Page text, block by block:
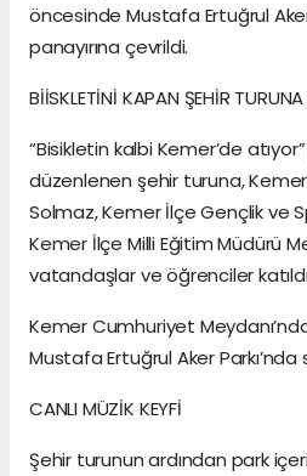
öncesinde Mustafa Ertuğrul
panayırına çevrildi.
BİİSKLETİNİ KAPAN ŞEHİR
“Bisikletin kalbi Kemer’de
düzenlenen şehir turuna,
Solmaz, Kemer İlçe Gençlik ve
Kemer İlçe Milli Eğitim Müdürü
vatandaşlar ve öğrenciler
Kemer Cumhuriyet
Mustafa Ertuğrul Aker Parkı’nda
CANLI MÜZİK KEYFİ
Şehir turunun ardından park